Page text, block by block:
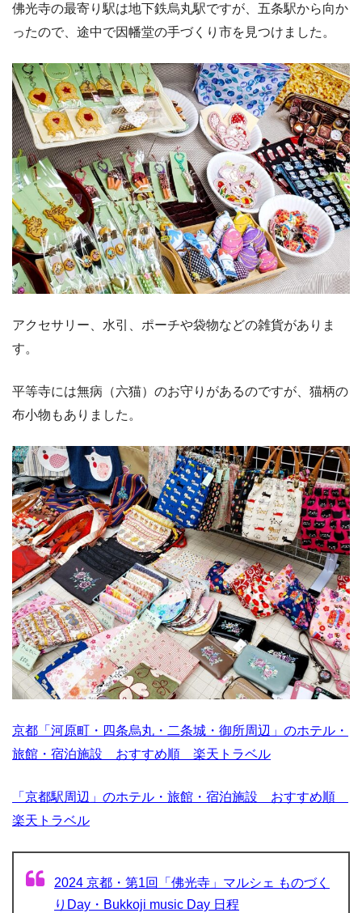
佛光寺の最寄り駅は地下鉄烏丸駅ですが、五条駅から向か
ったので、途中で因幡堂の手づくり市を見つけました。
アクセサリー、水引、ポーチや袋物などの雑貨がありま
す。
平等寺には無病（六猫）のお守りがあるのですが、猫柄の
布小物もありました。
京都「河原町・四条烏丸・二条城・御所周辺」のホテル・
旅館・宿泊施設 おすすめ順 楽天トラベル
「京都駅周辺」のホテル・旅館・宿泊施設 おすすめ順
楽天トラベル
2024 京都・第1回「佛光寺」マルシェ ものづく
りDay・Bukkoji music Day 日程